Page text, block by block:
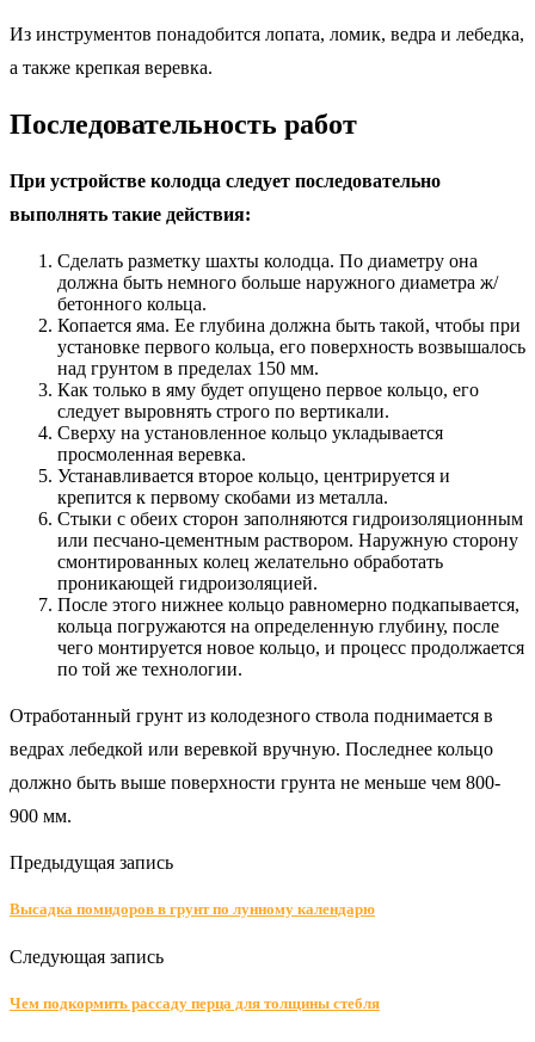
Из инструментов понадобится лопата, ломик, ведра и лебедка,
а также крепкая веревка.
Последовательность работ
При устройстве колодца следует последовательно
выполнять такие действия:
Сделать разметку шахты колодца. По диаметру она
должна быть немного больше наружного диаметра ж/
бетонного кольца.
Копается яма. Ее глубина должна быть такой, чтобы при
установке первого кольца, его поверхность возвышалось
над грунтом в пределах 150 мм.
Как только в яму будет опущено первое кольцо, его
следует выровнять строго по вертикали.
Сверху на установленное кольцо укладывается
просмоленная веревка.
Устанавливается второе кольцо, центрируется и
крепится к первому скобами из металла.
Стыки с обеих сторон заполняются гидроизоляционным
или песчано-цементным раствором. Наружную сторону
смонтированных колец желательно обработать
проникающей гидроизоляцией.
После этого нижнее кольцо равномерно подкапывается,
кольца погружаются на определенную глубину, после
чего монтируется новое кольцо, и процесс продолжается
по той же технологии.
Отработанный грунт из колодезного ствола поднимается в
ведрах лебедкой или веревкой вручную. Последнее кольцо
должно быть выше поверхности грунта не меньше чем 800-
900 мм.
Предыдущая запись
Высадка помидоров в грунт по лунному календарю
Следующая запись
Чем подкормить рассаду перца для толщины стебля